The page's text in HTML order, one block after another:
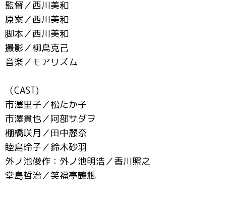
監督／西川美和
原案／西川美和
脚本／西川美和
撮影／柳島克己
音楽／モアリズム
（CAST)
市澤里子／松たか子
市澤貫也／阿部サダヲ
棚橋咲月／田中麗奈
睦島玲子／鈴木砂羽
外ノ池俊作：外ノ池明浩／香川照之
堂島哲治／笑福亭鶴瓶